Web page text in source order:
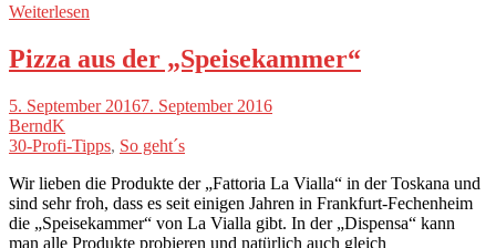
Weiterlesen
Pizza aus der „Speisekammer“
5. September 20167. September 2016
BerndK
30-Profi-Tipps, So geht´s
Wir lieben die Produkte der „Fattoria La Vialla“ in der Toskana und
sind sehr froh, dass es seit einigen Jahren in Frankfurt-Fechenheim
die „Speisekammer“ von La Vialla gibt. In der „Dispensa“ kann
man alle Produkte probieren und natürlich auch gleich